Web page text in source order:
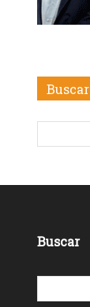
Buscar
Buscar